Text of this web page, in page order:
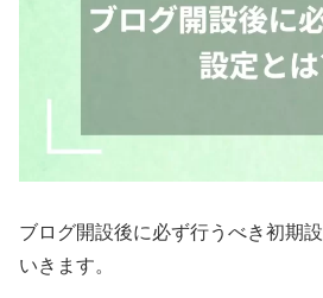
ブログ開設後に必ず行うべき初期
いきます。